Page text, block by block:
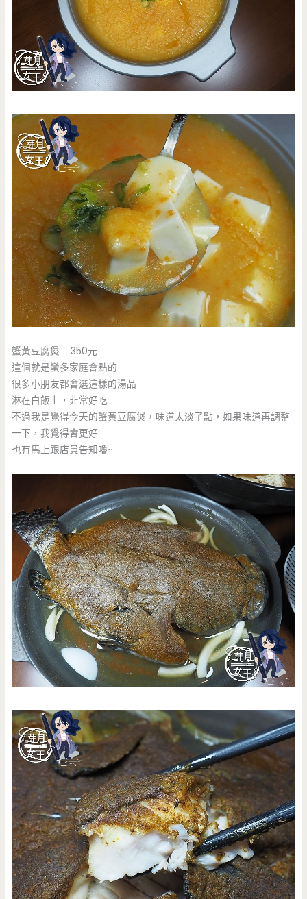
蟹黃豆腐煲 350元
這個就是蠻多家庭會點的
很多小朋友都會選這樣的湯品
淋在白飯上，非常好吃
不過我是覺得今天的蟹黃豆腐煲，味道太淡了點，如果味道再調整
一下，我覺得會更好
也有馬上跟店員告知嚕~